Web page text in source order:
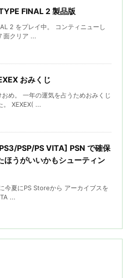
FINAL 2 製品版
2 をプレイ中。 コンティニューし
面クリア ...
おみくじ
め。 一年の運気を占うためおみくじ
。 XEXEX( ...
PSP/PS VITA] PSN で確保
ほうがいいかもシューティン
今夏にPS Storeから アーカイブスを
...